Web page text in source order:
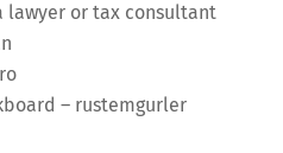
lawyer or tax consultant
– rustemgurler